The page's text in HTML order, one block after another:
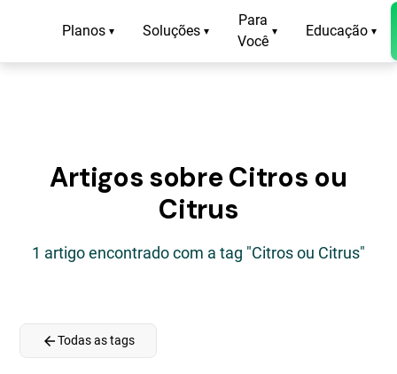
Planos ▾ Soluções ▾
Para
Você
▾ Educação ▾
Artigos sobre Citros ou
Citrus
1 artigo encontrado com a tag "Citros ou Citrus"
arrow_backTodas as tags